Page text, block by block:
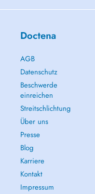
Doctena
AGB
Datenschutz
Beschwerde
einreichen
Streitschlichtung
Über uns
Presse
Blog
Karriere
Kontakt
Impressum